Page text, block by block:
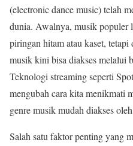
(electronic dance music) telah
dunia. Awalnya, musik populer
piringan hitam atau kaset,
musik kini bisa diakses melalui
Teknologi streaming seperti
mengubah cara kita menikmati
genre musik mudah diakses
Salah satu faktor penting yang